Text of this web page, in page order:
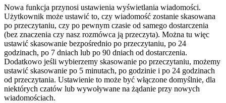
Nowa funkcja przynosi ustawienia wyświetlania wiadomości.
Użytkownik może ustawić to, czy wiadomość zostanie skasowana
po przeczytaniu, czy po pewnym czasie od samego dostarczenia
(bez znaczenia czy nasz rozmówca ją przeczyta). Można tu więc
ustawić skasowanie bezpośrednio po przeczytaniu, po 24
godzinach, po 7 dniach lub po 90 dniach od dostarczenia.
Dodatkowo jeśli wybierzemy skasowanie po przeczytaniu, możemy
ustawić skasowanie po 5 minutach, po godzinie i po 24 godzinach
od przeczytania. Ustawienie to może być włączone domyślnie, dla
niektórych czatów lub wywoływane na żądanie przy nowych
wiadomościach.